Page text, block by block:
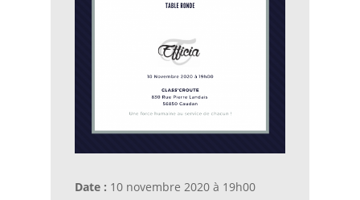
Date : 10 novembre 2020 à 19h00